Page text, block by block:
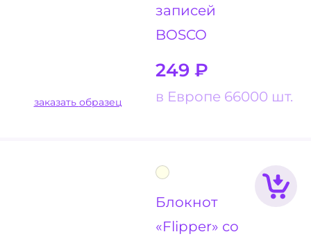
записей
BOSCO
249 ₽
в Европе 66000 шт.
заказать образец
Блокнот
«Flipper» со